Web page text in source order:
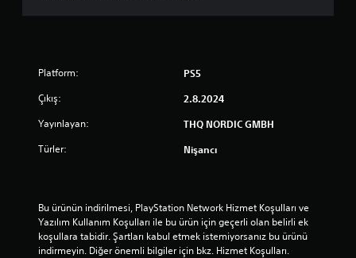
Platform: PS5
Çıkış: 2.8.2024
Yayınlayan: THQ NORDIC GMBH
Türler: Nişancı
Bu ürünün indirilmesi, PlayStation Network Hizmet Koşulları ve
Yazılım Kullanım Koşulları ile bu ürün için geçerli olan belirli ek
koşullara tabidir. Şartları kabul etmek istemiyorsanız bu ürünü
indirmeyin. Diğer önemli bilgiler için bkz. Hizmet Koşulları.